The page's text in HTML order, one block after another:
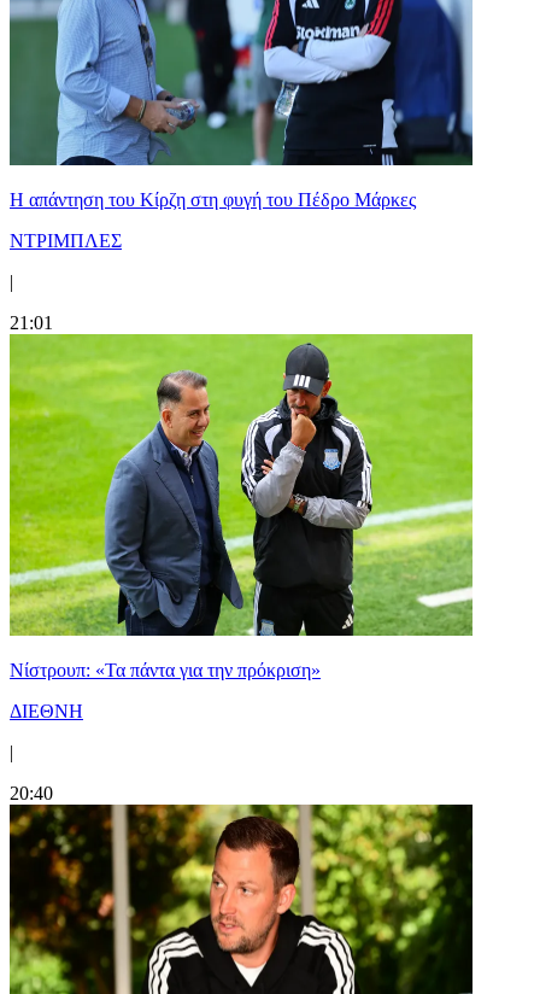
Η απάντηση του Κίρζη στη φυγή του Πέδρο Μάρκες
ΝΤΡΙΜΠΛΕΣ
|
21:01
Νίστρουπ: «Τα πάντα για την πρόκριση»
ΔΙΕΘΝΗ
|
20:40